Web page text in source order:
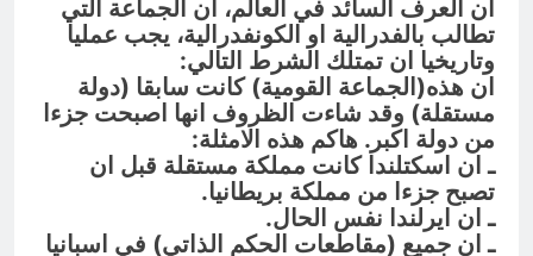
ان العرف السائد في العالم، ان الجماعة التي
تطالب بالفدرالية او الكونفدرالية، يجب عمليا
وتاريخيا ان تمتلك الشرط التالي:
ان هذه(الجماعة القومية) كانت سابقا (دولة
مستقلة) وقد شاءت الظروف انها اصبحت جزءا
من دولة اكبر. هاكم هذه الامثلة:
ـ ان اسكتلندا كانت مملكة مستقلة قبل ان
تصبح جزءا من مملكة بريطانيا.
ـ ان ايرلندا نفس الحال.
ـ ان جميع (مقاطعات الحكم الذاتي) في اسبانيا